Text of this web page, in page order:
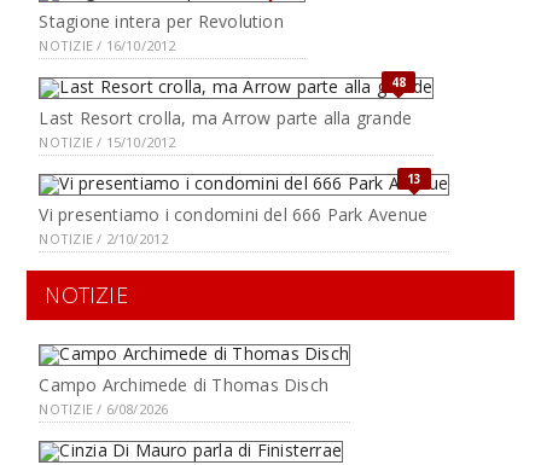
Stagione intera per Revolution
NOTIZIE / 16/10/2012
48
Last Resort crolla, ma Arrow parte alla grande
NOTIZIE / 15/10/2012
13
Vi presentiamo i condomini del 666 Park Avenue
NOTIZIE / 2/10/2012
NOTIZIE
Campo Archimede di Thomas Disch
NOTIZIE / 6/08/2026